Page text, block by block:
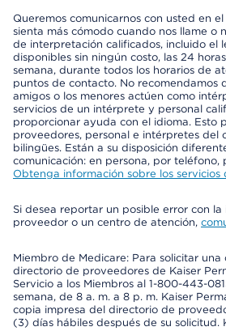
Queremos comunicarnos con usted en
sienta más cómodo cuando nos llame o
de interpretación calificados, incluido el
disponibles sin ningún costo, las 24
semana, durante todos los horarios de
puntos de contacto. No recomendamos
amigos o los menores actúen como
servicios de un intérprete y personal
proporcionar ayuda con el idioma. Esto
proveedores, personal e intérpretes del
bilingües. Están a su disposición
comunicación: en persona, por teléfono,
Obtenga información sobre los
Si desea reportar un posible error con
proveedor o un centro de atención,
Miembro de Medicare: Para solicitar
directorio de proveedores de Kaiser
Servicio a los Miembros al 1-800-443-
semana, de 8 a. m. a 8 p. m. Kaiser
copia impresa del directorio de
(3) días hábiles después de su solicitud.